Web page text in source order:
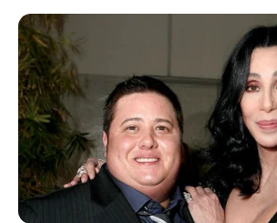
Grömitz, Kabelhorst und Lensahn
Hotels Veranstaltungen 20 km